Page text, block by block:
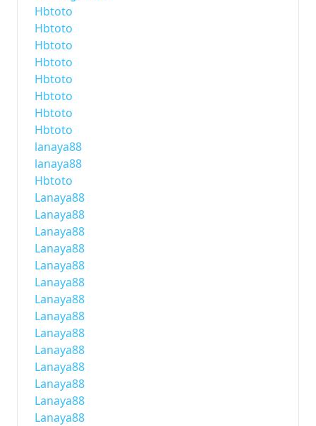
Hbtoto
Hbtoto
Hbtoto
Hbtoto
Hbtoto
Hbtoto
Hbtoto
Hbtoto
lanaya88
lanaya88
Hbtoto
Lanaya88
Lanaya88
Lanaya88
Lanaya88
Lanaya88
Lanaya88
Lanaya88
Lanaya88
Lanaya88
Lanaya88
Lanaya88
Lanaya88
Lanaya88
Lanaya88